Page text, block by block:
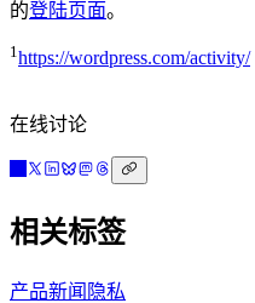
的登陆页面。
1 https://wordpress.com/activity/
在线讨论
相关标签
产品新闻 隐私